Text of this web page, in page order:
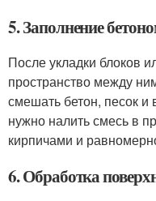
5. Заполнение
После укладки блоков
пространство между
смешать бетон, песок
нужно налить смесь в
кирпичами и
6. Обработка